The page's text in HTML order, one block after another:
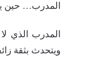
المدرب… حين
المدرب الذي
ويتحدث بثقة